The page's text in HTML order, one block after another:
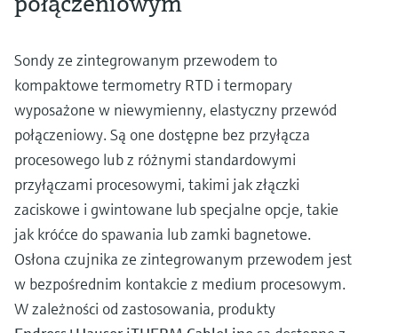
Sondy ze zintegrowanym przewodem to
kompaktowe termometry RTD i termopary
wyposażone w niewymienny, elastyczny przewód
połączeniowy. Są one dostępne bez przyłącza
procesowego lub z różnymi standardowymi
przyłączami procesowymi, takimi jak złączki
zaciskowe i gwintowane lub specjalne opcje, takie
jak króćce do spawania lub zamki bagnetowe.
Osłona czujnika ze zintegrowanym przewodem jest
w bezpośrednim kontakcie z medium procesowym.
W zależności od zastosowania, produkty